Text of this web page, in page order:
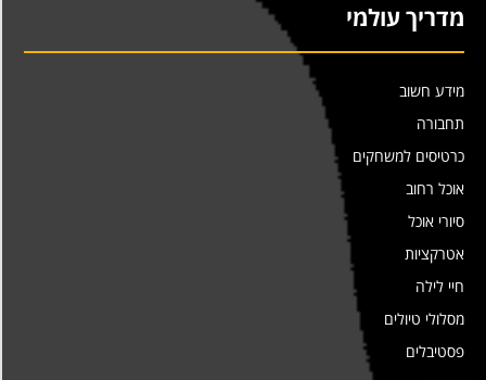
מדריך עולמי
מידע חשוב
תחבורה
כרטיסים למשחקים
אוכל רחוב
סיורי אוכל
אטרקציות
חיי לילה
מסלולי טיולים
פסטיבלים